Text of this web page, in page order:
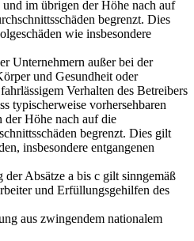
und im übrigen der Höhe nach auf
begrenzt. Dies
wie insbesondere
Unternehmern außer bei der
und Gesundheit oder
Verhalten des Betreibers
typischerweise vorhersehbaren
der Höhe nach auf die
begrenzt. Dies gilt
insbesondere entgangenen
Absätze a bis c gilt sinngemäß
und Erfüllungsgehilfen des
aus zwingendem nationalem